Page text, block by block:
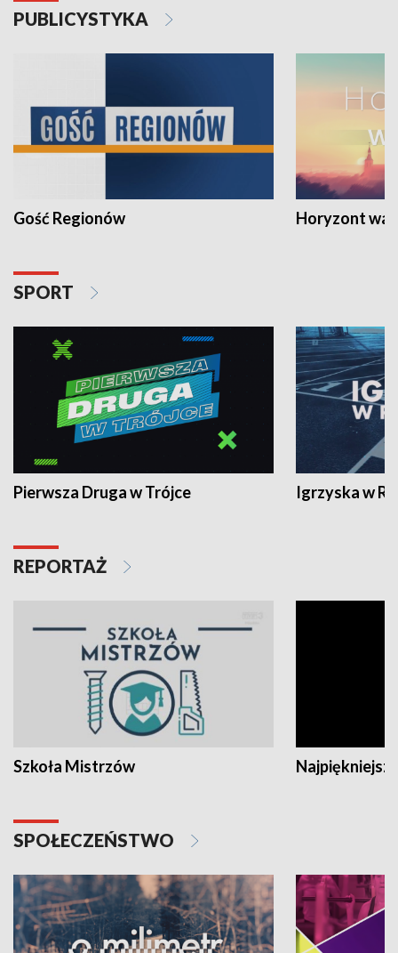
PUBLICYSTYKA
Gość Regionów Horyzont
SPORT
Pierwsza Druga w Trójce Igrzyska w
REPORTAŻ
Szkoła Mistrzów
SPOŁECZEŃSTWO